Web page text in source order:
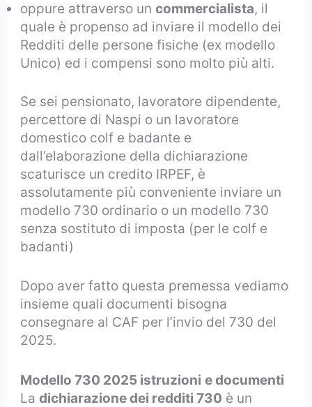
oppure attraverso uncommercialista, il
quale è propenso ad inviare il modello dei
Redditi delle persone fisiche (ex modello
Unico) ed i compensi sono molto più alti.
Se sei pensionato, lavoratore dipendente,
percettore di Naspi o un lavoratore
domestico colf e badante e
dall’elaborazione della dichiarazione
scaturisce un credito IRPEF, è
assolutamente più conveniente inviare un
modello 730 ordinario o un modello 730
senza sostituto di imposta (per le colf e
badanti)
Dopo aver fatto questa premessa vediamo
insieme quali documenti bisogna
consegnare al CAF per l’invio del 730 del
2025.
Modello 730 2025 istruzioni e documenti
Ladichiarazione dei redditi 730 è un